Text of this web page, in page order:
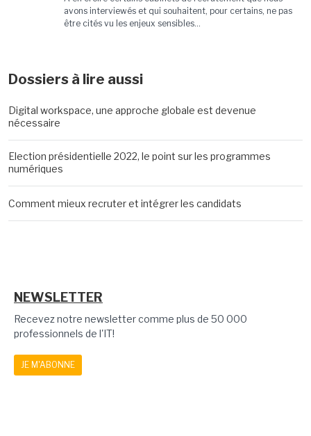
avons interviewés et qui souhaitent, pour certains, ne pas
être cités vu les enjeux sensibles...
Dossiers à lire aussi
Digital workspace, une approche globale est devenue
nécessaire
Election présidentielle 2022, le point sur les programmes
numériques
Comment mieux recruter et intégrer les candidats
NEWSLETTER
Recevez notre newsletter comme plus de 50 000
professionnels de l'IT!
JE M'ABONNE